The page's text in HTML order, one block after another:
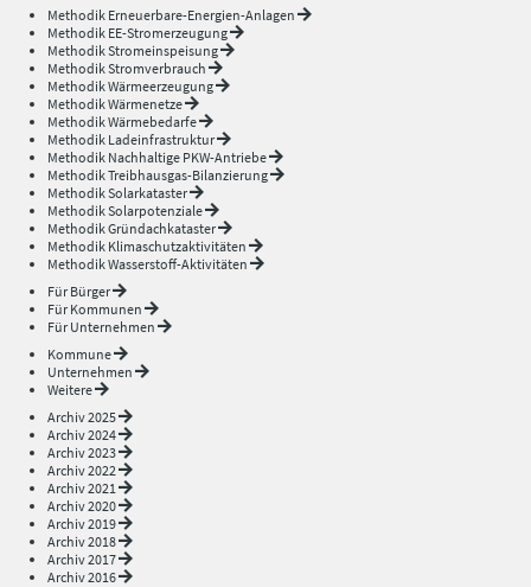
Methodik Erneuerbare-Energien-Anlagen
Methodik EE-Stromerzeugung
Methodik Stromeinspeisung
Methodik Stromverbrauch
Methodik Wärmeerzeugung
Methodik Wärmenetze
Methodik Wärmebedarfe
Methodik Ladeinfrastruktur
Methodik Nachhaltige PKW-Antriebe
Methodik Treibhausgas-Bilanzierung
Methodik Solarkataster
Methodik Solarpotenziale
Methodik Gründachkataster
Methodik Klimaschutzaktivitäten
Methodik Wasserstoff-Aktivitäten
Für Bürger
Für Kommunen
Für Unternehmen
Kommune
Unternehmen
Weitere
Archiv 2025
Archiv 2024
Archiv 2023
Archiv 2022
Archiv 2021
Archiv 2020
Archiv 2019
Archiv 2018
Archiv 2017
Archiv 2016